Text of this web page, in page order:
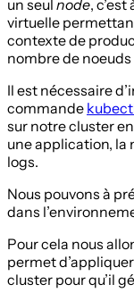
un seul node,
virtuelle
contexte de
nombre de
Il est nécessaire
commande
sur notre cluster
une application, la
logs.
Nous pouvons à
dans
Pour cela nous
permet
cluster pour qu’il